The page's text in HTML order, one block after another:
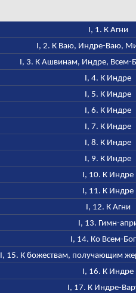
I, 1. К Агни
I, 2. К Ваю, Индре-Ваю,
I, 3. К Ашвинам, Индре, Всем-
I, 4. К Индре
I, 5. К Индре
I, 6. К Индре
I, 7. К Индре
I, 8. К Индре
I, 9. К Индре
I, 10. К Индре
I, 11. К Индре
I, 12. К Агни
I, 13. Гимн-
I, 14. Ко Всем-
I, 15. К божествам, получающим
I, 16. К Индре
I, 17. К Индре-